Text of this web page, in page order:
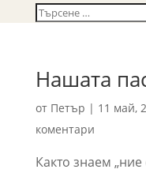
Нашата
от Петър | 11 май,
коментари
Както знаем